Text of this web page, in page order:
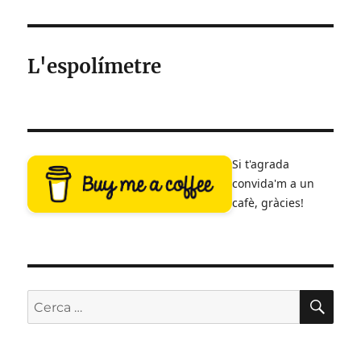
L'espolímetre
Si t'agrada
convida'm a un
cafè, gràcies!
Cerca: